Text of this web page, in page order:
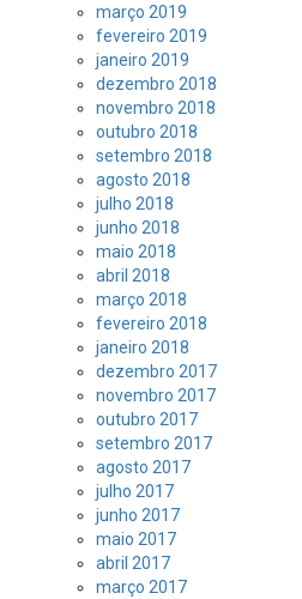
março 2019
fevereiro 2019
janeiro 2019
dezembro 2018
novembro 2018
outubro 2018
setembro 2018
agosto 2018
julho 2018
junho 2018
maio 2018
abril 2018
março 2018
fevereiro 2018
janeiro 2018
dezembro 2017
novembro 2017
outubro 2017
setembro 2017
agosto 2017
julho 2017
junho 2017
maio 2017
abril 2017
março 2017